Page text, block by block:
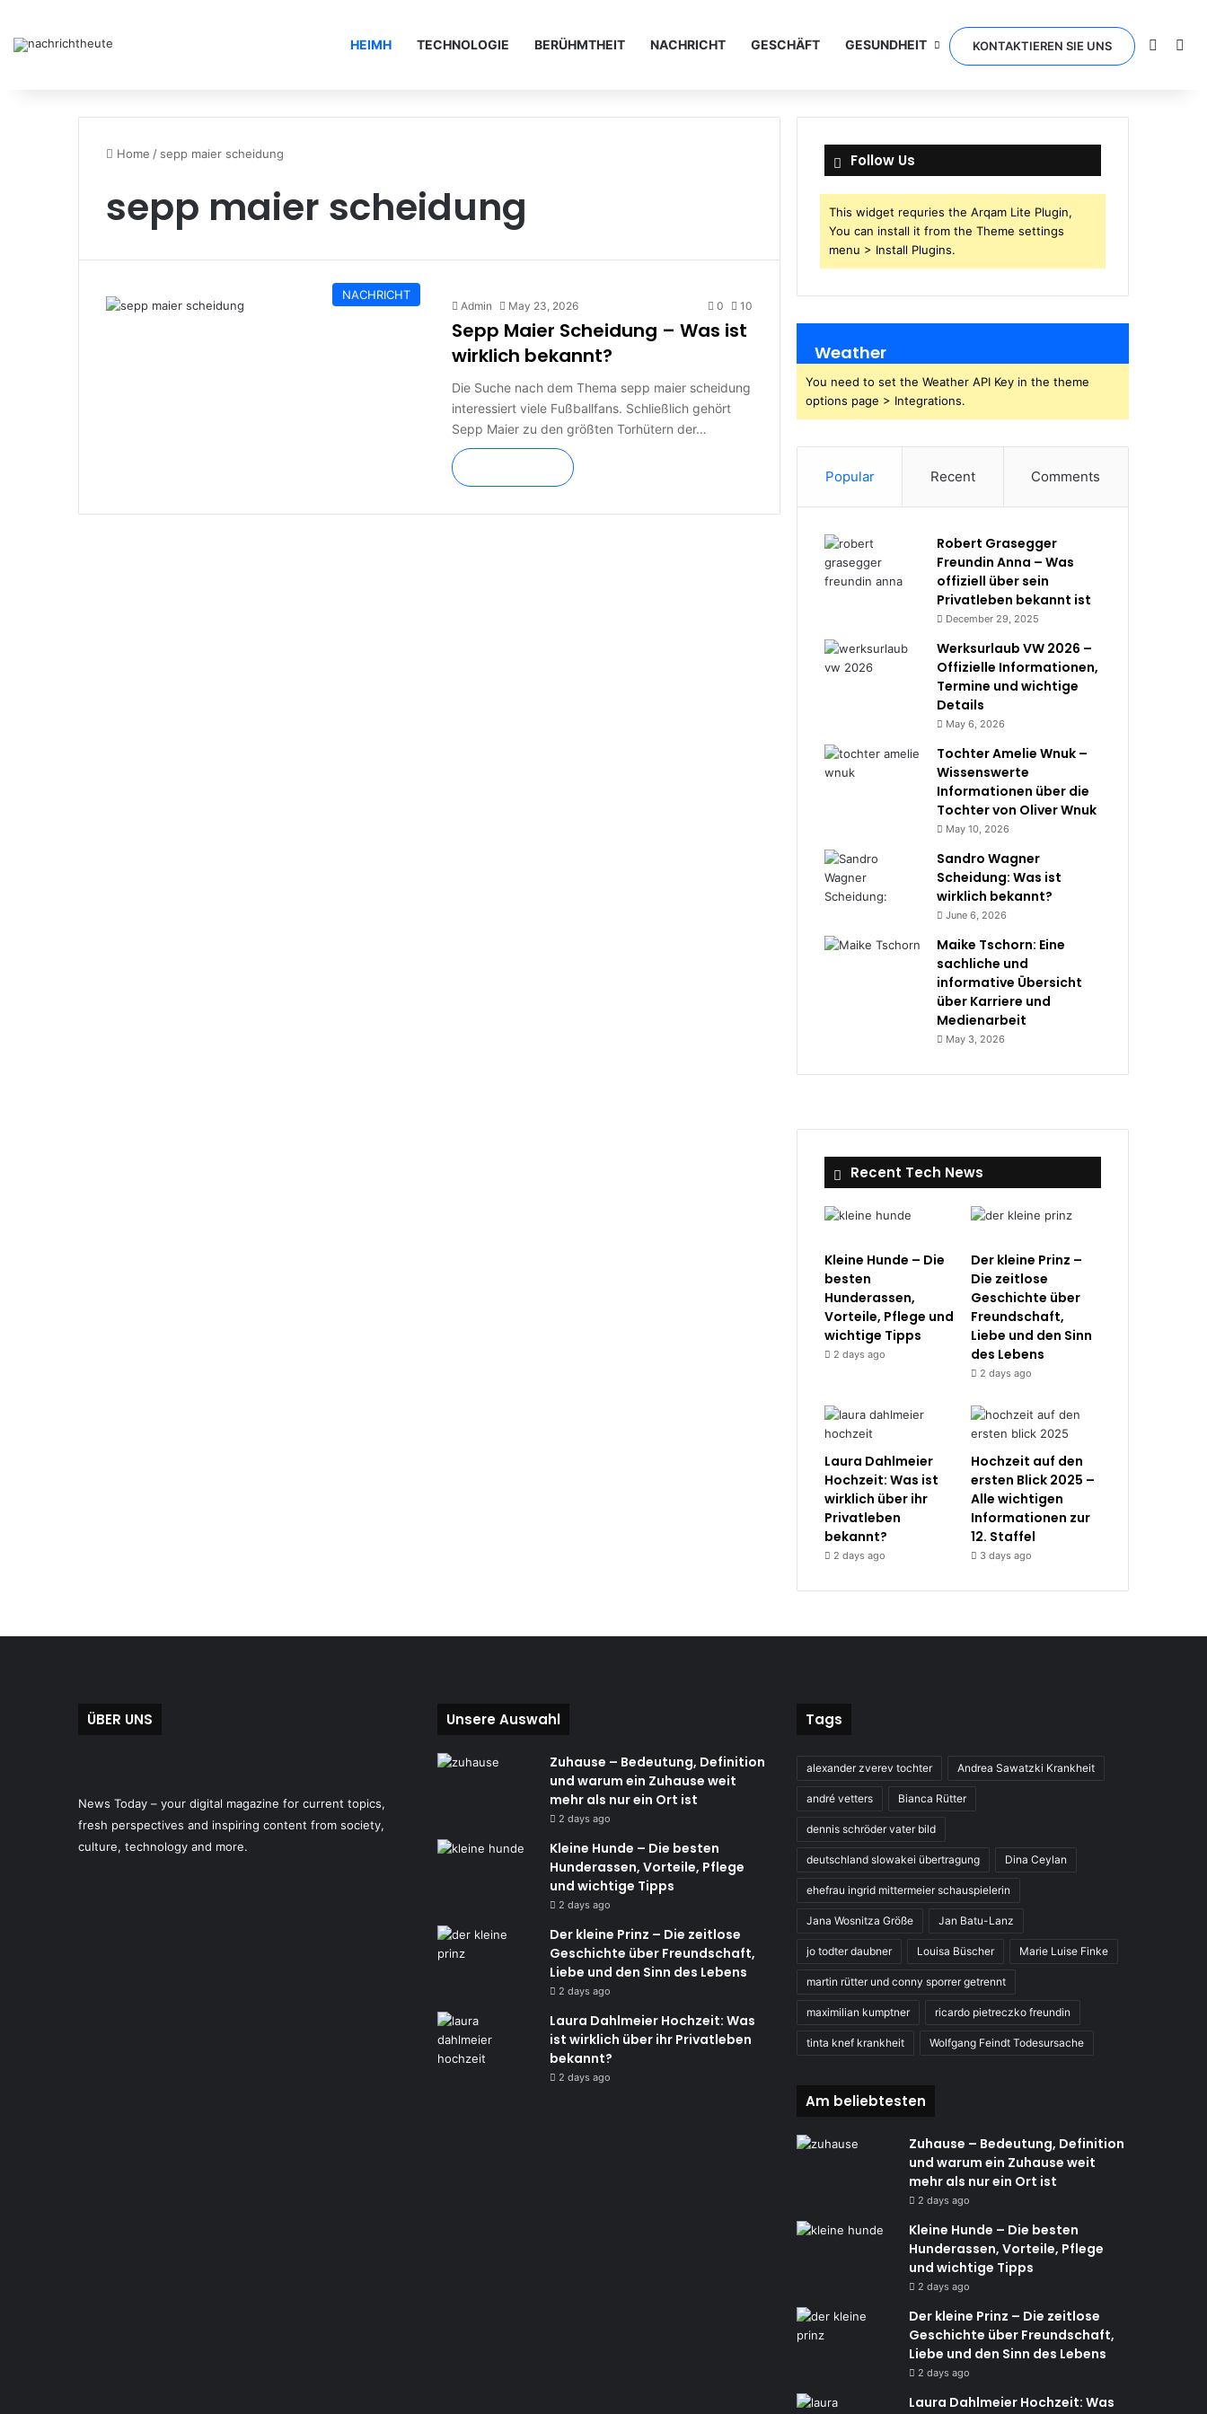
HEIMH TECHNOLOGIE BERÜHMTHEIT NACHRICHT GESCHÄFT GESUNDHEIT KONTAKTIEREN SIE UNS
Home / sepp maier scheidung
sepp maier scheidung
NACHRICHT
Admin May 23, 2026 0 10
Sepp Maier Scheidung – Was ist
wirklich bekannt?
Die Suche nach dem Thema sepp maier scheidung
interessiert viele Fußballfans. Schließlich gehört
Sepp Maier zu den größten Torhütern der…
Follow Us
This widget requries the Arqam Lite Plugin,
You can install it from the Theme settings
menu > Install Plugins.
Weather
You need to set the Weather API Key in the theme
options page > Integrations.
Popular Recent Comments
Robert Grasegger
Freundin Anna – Was
offiziell über sein
Privatleben bekannt ist
December 29, 2025
Werksurlaub VW 2026 –
Offizielle Informationen,
Termine und wichtige
Details
May 6, 2026
Tochter Amelie Wnuk –
Wissenswerte
Informationen über die
Tochter von Oliver Wnuk
May 10, 2026
Sandro Wagner
Scheidung: Was ist
wirklich bekannt?
June 6, 2026
Maike Tschorn: Eine
sachliche und
informative Übersicht
über Karriere und
Medienarbeit
May 3, 2026
Recent Tech News
Kleine Hunde – Die
besten
Hunderassen,
Vorteile, Pflege und
wichtige Tipps
2 days ago
Der kleine Prinz –
Die zeitlose
Geschichte über
Freundschaft,
Liebe und den Sinn
des Lebens
2 days ago
Laura Dahlmeier
Hochzeit: Was ist
wirklich über ihr
Privatleben
bekannt?
2 days ago
Hochzeit auf den
ersten Blick 2025 –
Alle wichtigen
Informationen zur
12. Staffel
3 days ago
ÜBER UNS
News Today – your digital magazine for current topics,
fresh perspectives and inspiring content from society,
culture, technology and more.
Unsere Auswahl
Zuhause – Bedeutung, Definition
und warum ein Zuhause weit
mehr als nur ein Ort ist
2 days ago
Kleine Hunde – Die besten
Hunderassen, Vorteile, Pflege
und wichtige Tipps
2 days ago
Der kleine Prinz – Die zeitlose
Geschichte über Freundschaft,
Liebe und den Sinn des Lebens
2 days ago
Laura Dahlmeier Hochzeit: Was
ist wirklich über ihr Privatleben
bekannt?
2 days ago
Tags
alexander zverev tochter Andrea Sawatzki Krankheit
andré vetters Bianca Rütter
dennis schröder vater bild
deutschland slowakei übertragung Dina Ceylan
ehefrau ingrid mittermeier schauspielerin
Jana Wosnitza Größe Jan Batu-Lanz
jo todter daubner Louisa Büscher Marie Luise Finke
martin rütter und conny sporrer getrennt
maximilian kumptner ricardo pietreczko freundin
tinta knef krankheit Wolfgang Feindt Todesursache
Am beliebtesten
Zuhause – Bedeutung, Definition
und warum ein Zuhause weit
mehr als nur ein Ort ist
2 days ago
Kleine Hunde – Die besten
Hunderassen, Vorteile, Pflege
und wichtige Tipps
2 days ago
Der kleine Prinz – Die zeitlose
Geschichte über Freundschaft,
Liebe und den Sinn des Lebens
2 days ago
Laura Dahlmeier Hochzeit: Was